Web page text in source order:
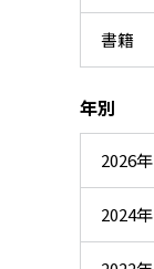
書籍
年別
2026年
2024年